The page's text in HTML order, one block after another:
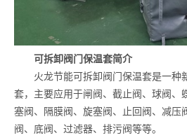
可拆卸阀门保温套简介
火龙节能可拆卸阀门保温套是一种
套，主要应用于闸阀、截止阀、球阀、
塞阀、隔膜阀、旋塞阀、止回阀、减压
阀、底阀、过滤器、排污阀等等。